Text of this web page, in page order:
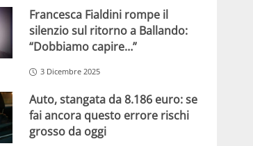
Francesca Fialdini rompe il
silenzio sul ritorno a Ballando:
“Dobbiamo capire…”
3 Dicembre 2025
Auto, stangata da 8.186 euro: se
fai ancora questo errore rischi
grosso da oggi